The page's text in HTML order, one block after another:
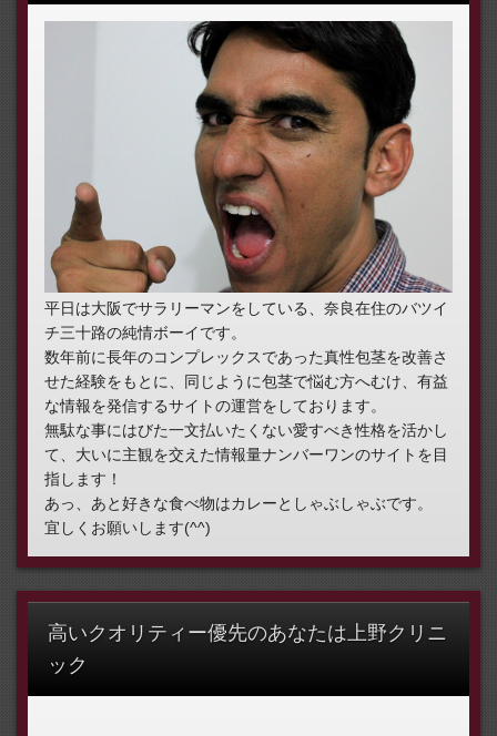
平日は大阪でサラリーマンをしている、奈良在住のバツイ
チ三十路の純情ボーイです。
数年前に長年のコンプレックスであった真性包茎を改善さ
せた経験をもとに、同じように包茎で悩む方へむけ、有益
な情報を発信するサイトの運営をしております。
無駄な事にはびた一文払いたくない愛すべき性格を活かし
て、大いに主観を交えた情報量ナンバーワンのサイトを目
指します！
あっ、あと好きな食べ物はカレーとしゃぶしゃぶです。
宜しくお願いします(^^)
高いクオリティー優先のあなたは上野クリニ
ック